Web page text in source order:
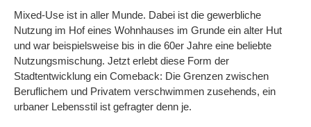
Mixed-Use ist in aller Munde. Dabei ist die gewerbliche
Nutzung im Hof eines Wohnhauses im Grunde ein alter Hut
und war beispielsweise bis in die 60er Jahre eine beliebte
Nutzungsmischung. Jetzt erlebt diese Form der
Stadtentwicklung ein Comeback: Die Grenzen zwischen
Beruflichem und Privatem verschwimmen zusehends, ein
urbaner Lebensstil ist gefragter denn je.